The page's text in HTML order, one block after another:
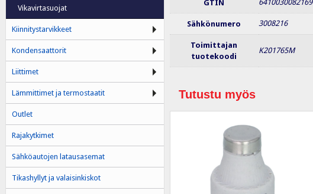
GTIN 6410030082169
Sähkönumero 3008216
Toimittajan
tuotekoodi
K201765M
Tutustu myös
Vikavirtasuojat
Kiinnitystarvikkeet
Kondensaattorit
Liittimet
Lämmittimet ja termostaatit
Outlet
Rajakytkimet
Sähköautojen latausasemat
Tikashyllyt ja valaisinkiskot